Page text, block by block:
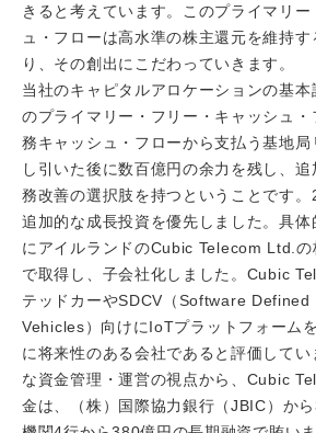
きると考えています。このプライマリ
ュ・フローは高水準の株主還元を維持
り、その創出にこだわっていきます。
当社のキャピタルアロケーションの基
のプライマリー・フリー・キャッシュ
務キャッシュ・フローから支払う基地
し引いた後に数百億円の余力を残し、
務改善の選択肢を持つということです
追加的な成長投資を優先しました。具
にアイルランドのCubic Telecom Ltd.
で取得し、子会社化しました。Cubic
テッドカーやSDCV（Software Defined
Vehicles）向けにIoTプラットフォーム
に将来性のある会社であると評価して
な資金管理・運営の視点から、Cubic
金は、（株）国際協力銀行（JBIC）か